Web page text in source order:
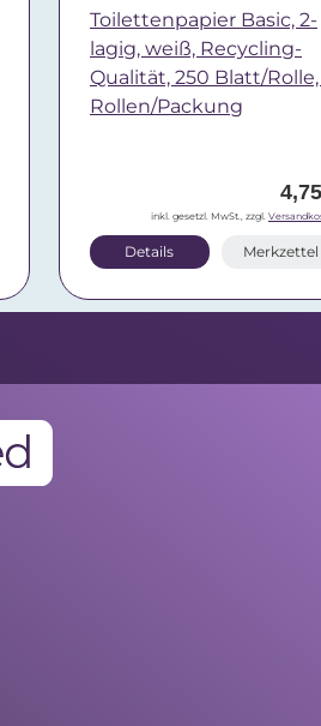
Toilettenpapier Basic, 2-
lagig, weiß, Recycling-
Qualität, 250 Blatt/
Rollen/Packung
inkl. gesetzl. MwSt., zzgl.
Details Merkzettel